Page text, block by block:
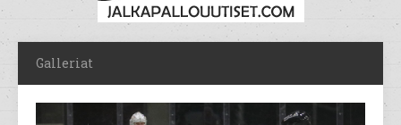
Galleriat